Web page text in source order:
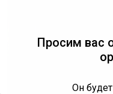
Просим вас
Он